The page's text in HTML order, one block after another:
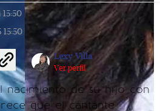
15:50 |
15:50
Lexy Villa
Ver perfil
nacimiento de su hijo con
que el cantante